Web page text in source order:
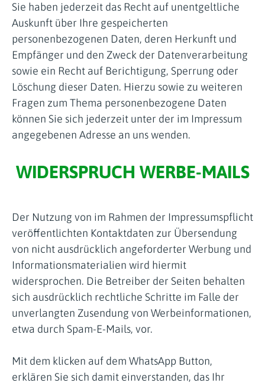
Sie haben jederzeit das Recht auf unentgeltliche
Auskunft über Ihre gespeicherten
personenbezogenen Daten, deren Herkunft und
Empfänger und den Zweck der Datenverarbeitung
sowie ein Recht auf Berichtigung, Sperrung oder
Löschung dieser Daten. Hierzu sowie zu weiteren
Fragen zum Thema personenbezogene Daten
können Sie sich jederzeit unter der im Impressum
angegebenen Adresse an uns wenden.
WIDERSPRUCH WERBE-MAILS
Der Nutzung von im Rahmen der Impressumspflicht
veröffentlichten Kontaktdaten zur Übersendung
von nicht ausdrücklich angeforderter Werbung und
Informationsmaterialien wird hiermit
widersprochen. Die Betreiber der Seiten behalten
sich ausdrücklich rechtliche Schritte im Falle der
unverlangten Zusendung von Werbeinformationen,
etwa durch Spam-E-Mails, vor.
Mit dem klicken auf dem WhatsApp Button,
erklären Sie sich damit einverstanden, das Ihr